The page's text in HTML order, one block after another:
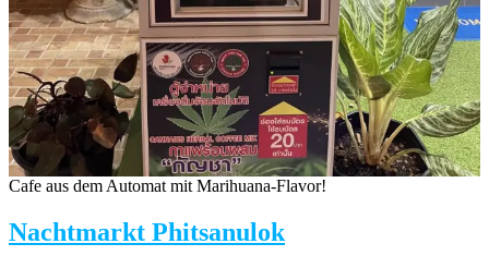
Cafe aus dem Automat mit Marihuana-Flavor!
Nachtmarkt Phitsanulok